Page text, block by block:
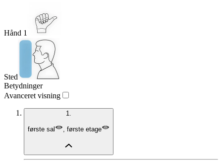
Hånd 1
Sted
Betydninger
Avanceret visning
1.
første sal , første etage